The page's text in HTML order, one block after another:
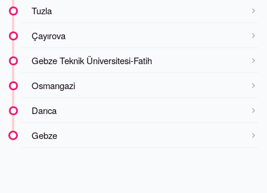
Tuzla
Çayırova
Gebze Teknik Üniversitesi-Fatih
Osmangazi
Darıca
Gebze